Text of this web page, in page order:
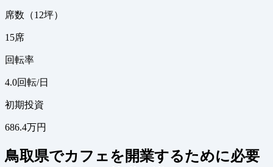
席数（12坪）
15席
回転率
4.0回転/日
初期投資
686.4万円
鳥取県でカフェを開業するために必要